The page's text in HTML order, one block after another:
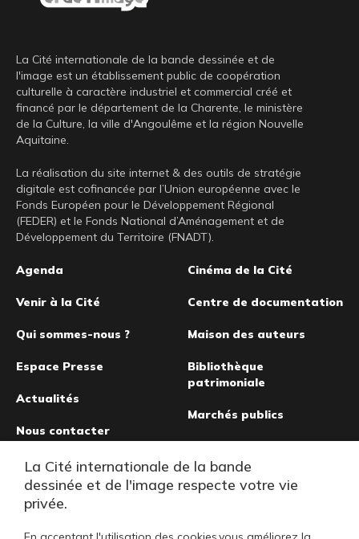
La Cité internationale de la bande dessinée et de
l'image est un établissement public de coopération
culturelle à caractère industriel et commercial créé et
financé par le département de la Charente, le ministère
de la Culture, la ville d'Angoulême et la région Nouvelle
Aquitaine.
La réalisation du site internet & des outils de stratégie
digitale est cofinancée par l’Union européenne avec le
Fonds Européen pour le Développement Régional
(FEDER) et le Fonds National d’Aménagement et de
Développement du Territoire (FNADT).
Pied
de
Agenda
Venir à la Cité
Qui sommes-nous ?
Espace Presse
Actualités
Nous contacter
Musée de la bande
dessinée
Cinéma de la Cité
Centre de documentation
Maison des auteurs
Bibliothèque
patrimoniale
Marchés publics
La Cité internationale de la bande
dessinée et de l'image respecte votre vie
privée.